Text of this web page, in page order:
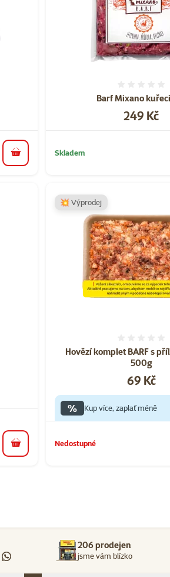
do košíku
Barf Mixano
Cena
249 Kč
Skladem
do košíku
Hovězí komplet BARF s
500g
Cena
69 Kč
💥 Výprodej
% Kup více, zaplať méně
Nedostupné
206 prodejen
jsme vám blízko